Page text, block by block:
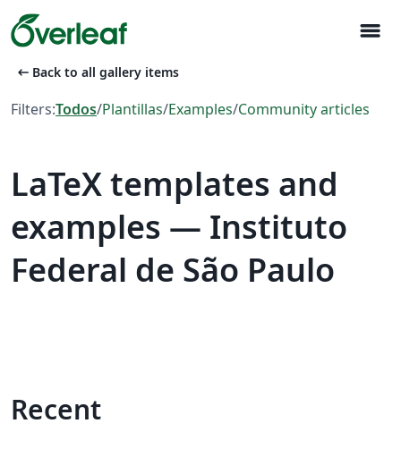
menu
arrow_left_alt Back to all gallery items
Filters:Todos/Plantillas/Examples/Community articles
LaTeX templates and
examples — Instituto
Federal de São Paulo
Recent